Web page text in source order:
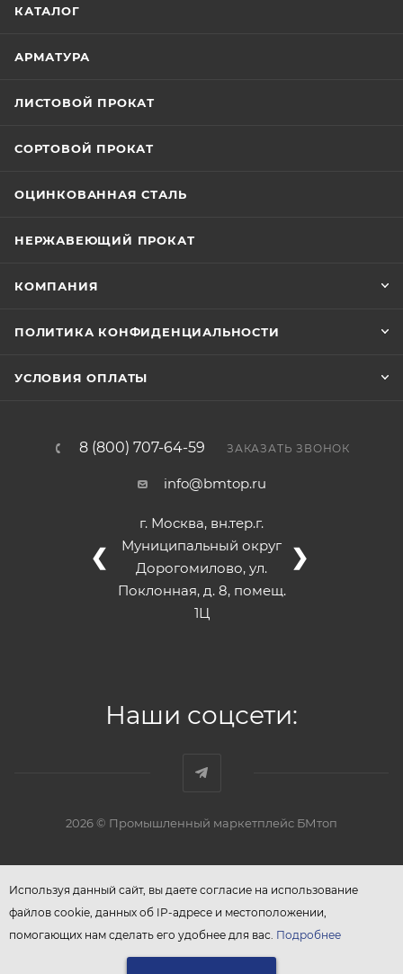
КАТАЛОГ
АРМАТУРА
ЛИСТОВОЙ ПРОКАТ
СОРТОВОЙ ПРОКАТ
ОЦИНКОВАННАЯ СТАЛЬ
НЕРЖАВЕЮЩИЙ ПРОКАТ
КОМПАНИЯ
ПОЛИТИКА КОНФИДЕНЦИАЛЬНОСТИ
УСЛОВИЯ ОПЛАТЫ
8 (800) 707-64-59 ЗАКАЗАТЬ ЗВОНОК
info@bmtop.ru
г. Москва, вн.тер.г.
Муниципальный округ
Дорогомилово, ул.
Поклонная, д. 8, помещ.
1Ц
❮ ❯
Наши соцсети:
2026 © Промышленный маркетплейс БМтоп
Используя данный сайт, вы даете согласие на использование
файлов cookie, данных об IP-адресе и местоположении,
помогающих нам сделать его удобнее для вас. Подробнее